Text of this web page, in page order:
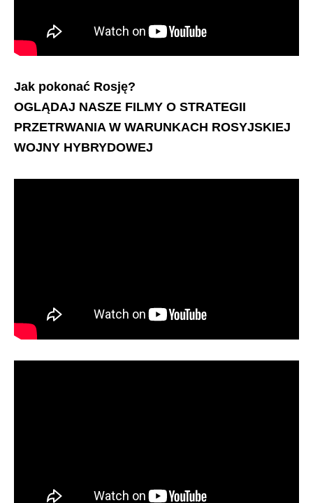
Jak pokonać Rosję?
OGLĄDAJ NASZE FILMY O STRATEGII
PRZETRWANIA W WARUNKACH ROSYJSKIEJ
WOJNY HYBRYDOWEJ